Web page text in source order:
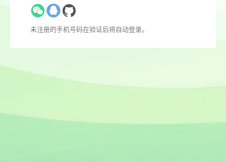
未注册的手机号码在验证后将自动登录。